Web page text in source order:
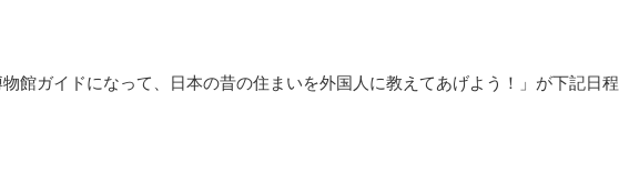
館ガイドになって、日本の昔の住まいを外国人に教えてあげよう！」が下記日程